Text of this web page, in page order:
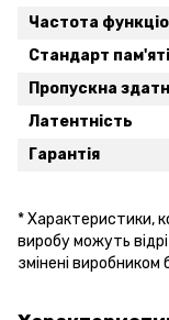
Частота
Стандарт пам'яті
Пропускна
Латентність
Гарантія
* Xарактеристики,
виробу можуть
змінені